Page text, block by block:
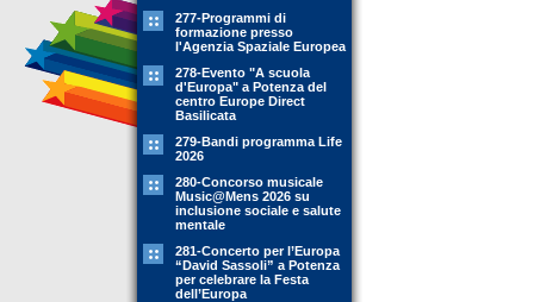
277-Programmi di
formazione presso
l'Agenzia Spaziale Europea
278-Evento "A scuola
d'Europa" a Potenza del
centro Europe Direct
Basilicata
279-Bandi programma Life
2026
280-Concorso musicale
Music@Mens 2026 su
inclusione sociale e salute
mentale
281-Concerto per l’Europa
“David Sassoli” a Potenza
per celebrare la Festa
dell’Europa